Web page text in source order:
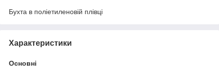
Бухта в поліетиленовій плівці
Характеристики
Основні